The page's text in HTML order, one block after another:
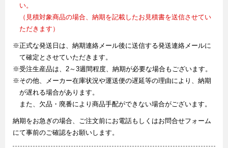
い。
（見積対象商品の場合、納期を記載したお見積書を送信させてい
ただきます）
※正式な発送日は、納期連絡メール後に送信する発送連絡メールに
て確定とさせていただきます。
※受注生産品は、2～3週間程度、納期が必要な場合もございます。
※その他、メーカー在庫状況や運送便の遅延等の理由により、納期
が遅れる場合があります。
また、欠品・廃番により商品手配ができない場合がございます。
納期をお急ぎの場合、ご注文前にお電話もしくはお問合せフォーム
にて事前のご確認をお願いします。